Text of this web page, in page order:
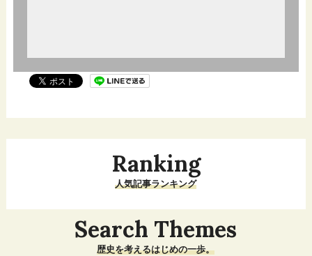
Ranking
人気記事ランキング
Search Themes
歴史を考えるはじめの一歩。